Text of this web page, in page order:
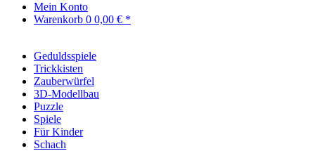
Mein Konto
Warenkorb 0 0,00 € *
Geduldsspiele
Trickkisten
Zauberwürfel
3D-Modellbau
Puzzle
Spiele
Für Kinder
Schach